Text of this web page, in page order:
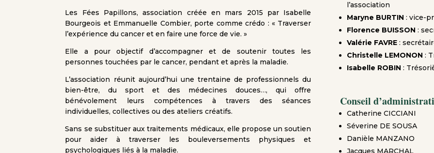
Les Fées Papillons, association créée en mars 2015 par Isabelle
Bourgeois et Emmanuelle Combier, porte comme crédo : « Traverser
l’expérience du cancer et en faire une force de vie. »
Elle a pour objectif d’accompagner et de soutenir toutes les
personnes touchées par le cancer, pendant et après la maladie.
L’association réunit aujourd’hui une trentaine de professionnels du
bien-être, du sport et des médecines douces…, qui offre
bénévolement leurs compétences à travers des séances
individuelles, collectives ou des ateliers créatifs.
Sans se substituer aux traitements médicaux, elle propose un soutien
pour aider à traverser les bouleversements physiques et
psychologiques liés à la maladie.
l’association
Maryne BURTIN : vice-
Florence BUISSON :
Valérie FAVRE:
Christelle LEMONON :
Isabelle ROBIN :
Conseil
Catherine CICCIANI
Séverine DE SOUSA
Danièle MANZANO
Jacques MARCHAL